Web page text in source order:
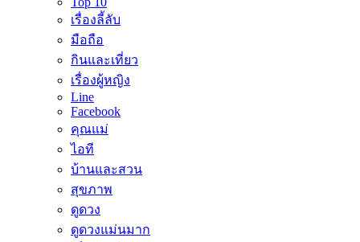
เรื่องลี้ลับ
มือถือ
กินและเที่ยว
เรื่องผู้หญิง
Line
Facebook
คุณแม่
ไอที
บ้านและสวน
สุขภาพ
ดูดวง
ดูดวงแม่นมาก